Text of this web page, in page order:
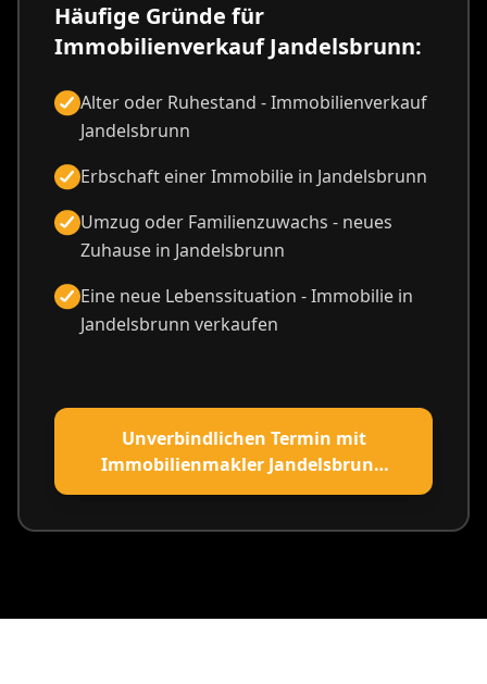
Häufige Gründe für
Immobilienverkauf Jandelsbrunn:
Alter oder Ruhestand - Immobilienverkauf
Jandelsbrunn
Erbschaft einer Immobilie in Jandelsbrunn
Umzug oder Familienzuwachs - neues
Zuhause in Jandelsbrunn
Eine neue Lebenssituation - Immobilie in
Jandelsbrunn verkaufen
Unverbindlichen Termin mit
Immobilienmakler Jandelsbrunn
vereinbaren